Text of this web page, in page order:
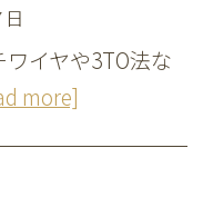
イヤや3TO法な
more]